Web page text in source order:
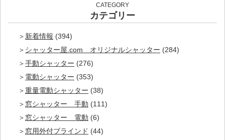
CATEGORY
カテゴリー
新着情報 (394)
シャッター屋.com オリジナルシャッター (284)
手動シャッター (276)
電動シャッター (353)
重量電動シャッター (38)
窓シャッター 手動 (111)
窓シャッター 電動 (6)
窓用外付ブラインド (44)